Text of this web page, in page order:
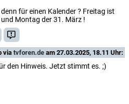
für einen Kalender ? Freitag ist
Montag der 31. März !
via tvforen.de am 27.03.2025, 18.11 Uhr:
den Hinweis. Jetzt stimmt es. ;)